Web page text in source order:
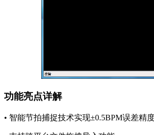
功能亮点详解
• 智能节拍捕捉技术实现±0.5BPM误差精